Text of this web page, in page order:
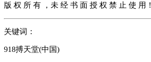
版 权 所 有 ，未 经 书 面 授 权 禁 止 使 用！
关键词：
918搏天堂(中国)